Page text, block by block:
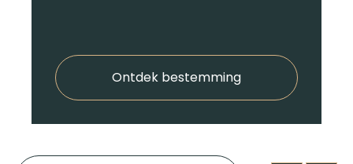
Ontdek bestemming